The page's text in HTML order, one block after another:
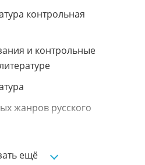
контрольная
и контрольные
жанров русского
ещё